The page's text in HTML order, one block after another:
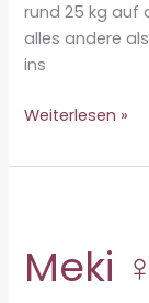
rund 25 kg auf
alles andere
ins
Cherry
Weiterlesen »
Meki ♀